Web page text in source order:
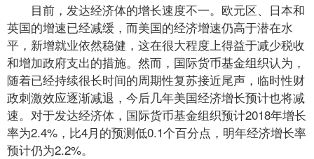
目前，发达经济体的增长速度不一。欧元区、日本和
英国的增速已经减缓，而美国的经济增速仍高于潜在水
平，新增就业依然稳健，这在很大程度上得益于减少税收
和增加政府支出的措施。然而，国际货币基金组织认为，
随着已经持续很长时间的周期性复苏接近尾声，临时性财
政刺激效应逐渐减退，今后几年美国经济增长预计也将减
速。对于发达经济体，国际货币基金组织预计2018年增长
率为2.4%，比4月的预测低0.1个百分点，明年经济增长率
预计仍为2.2%。